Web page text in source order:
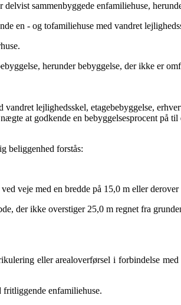
delvist sammenbyggede enfamiliehuse,
en - og tofamiliehuse med vandret
herunder bebyggelse, der ikke er
vandret lejlighedsskel, etagebebyggelse,
at godkende en bebyggelsesprocent på til
beliggenhed forstås:
veje med en bredde på 15,0 m eller derover
der ikke overstiger 25,0 m regnet fra
eller arealoverførsel i forbindelse
fritliggende enfamiliehuse.